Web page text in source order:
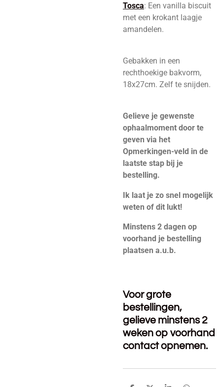
Tosca: Een vanilla biscuit
met een krokant laagje
amandelen.
Gebakken in een
rechthoekige bakvorm,
18x27cm. Zelf te snijden.
Gelieve je gewenste
ophaalmoment door te
geven via het
Opmerkingen-veld in de
laatste stap bij je
bestelling.
Ik laat je zo snel mogelijk
weten of dit lukt!
Minstens 2 dagen op
voorhand je bestelling
plaatsen a.u.b.
Voor grote
bestellingen,
gelieve minstens 2
weken op voorhand
contact opnemen.